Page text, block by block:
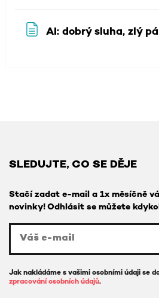
AI: dobrý sluha, zlý
SLEDUJTE, CO SE DĚJE
Stačí zadat e-mail a 1x měsíčně
novinky! Odhlásit se můžete
Jak nakládáme s vašimi osobními údaji se
zpracování osobních údajů.